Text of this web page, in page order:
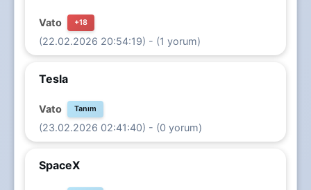
Vato +18
(22.02.2026 20:54:19) - (1 yorum)
Tesla
Vato Tanım
(23.02.2026 02:41:40) - (0 yorum)
SpaceX